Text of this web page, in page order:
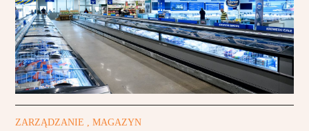
ZARZĄDZANIE , MAGAZYN